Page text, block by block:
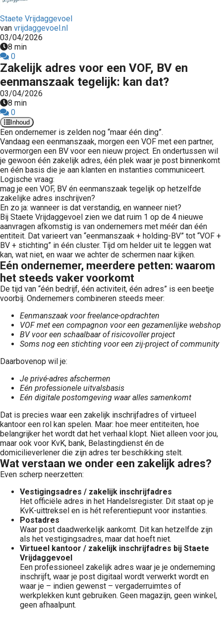
Staete Vrijdaggevoel
van vrijdaggevoel.nl
03/04/2026
8 min
0
Zakelijk adres voor een VOF, BV en
eenmanszaak tegelijk: kan dat?
03/04/2026
8 min
0
Inhoud
Een ondernemer is zelden nog “maar één ding”.
Vandaag een eenmanszaak, morgen een VOF met een partner,
overmorgen een BV voor een nieuw project. En ondertussen wil
je gewoon één zakelijk adres, één plek waar je post binnenkomt
en één basis die je aan klanten en instanties communiceert.
Logische vraag:
mag je een VOF, BV én eenmanszaak tegelijk op hetzelfde
zakelijke adres inschrijven?
En zo ja: wanneer is dat verstandig, en wanneer niet?
Bij Staete Vrijdaggevoel zien we dat ruim 1 op de 4 nieuwe
aanvragen afkomstig is van ondernemers met méér dan één
entiteit. Dat varieert van “eenmanszaak + holding-BV” tot “VOF +
BV + stichting” in één cluster. Tijd om helder uit te leggen wat
kan, wat niet, en waar we achter de schermen naar kijken.
Eén ondernemer, meerdere petten: waarom
het steeds vaker voorkomt
De tijd van “één bedrijf, één activiteit, één adres” is een beetje
voorbij. Ondernemers combineren steeds meer:
Eenmanszaak voor freelance-opdrachten
VOF met een compagnon voor een gezamenlijke webshop
BV voor een schaalbaar of risicovoller project
Soms nog een stichting voor een zij-project of community
Daarbovenop wil je:
Je privé-adres afschermen
Eén professionele uitvalsbasis
Eén digitale postomgeving waar alles samenkomt
Dat is precies waar een zakelijk inschrijfadres of virtueel
kantoor een rol kan spelen. Maar: hoe meer entiteiten, hoe
belangrijker het wordt dat het verhaal klopt. Niet alleen voor jou,
maar ook voor KvK, bank, Belastingdienst én de
domicilieverlener die zijn adres ter beschikking stelt.
Wat verstaan we onder een zakelijk adres?
Even scherp neerzetten:
Vestigingsadres / zakelijk inschrijfadres
Het officiële adres in het Handelsregister. Dit staat op je
KvK-uittreksel en is hét referentiepunt voor instanties.
Postadres
Waar post daadwerkelijk aankomt. Dit kan hetzelfde zijn
als het vestigingsadres, maar dat hoeft niet.
Virtueel kantoor / zakelijk inschrijfadres bij Staete
Vrijdaggevoel
Een professioneel zakelijk adres waar je je onderneming
inschrijft, waar je post digitaal wordt verwerkt wordt en
waar je – indien gewenst – vergaderruimtes of
werkplekken kunt gebruiken. Geen magazijn, geen winkel,
geen afhaalpunt.